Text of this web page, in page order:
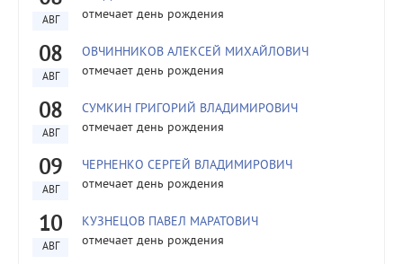
АВГ
отмечает день рождения
08
АВГ
ОВЧИННИКОВ АЛЕКСЕЙ МИХАЙЛОВИЧ
отмечает день рождения
08
АВГ
СУМКИН ГРИГОРИЙ ВЛАДИМИРОВИЧ
отмечает день рождения
09
АВГ
ЧЕРНЕНКО СЕРГЕЙ ВЛАДИМИРОВИЧ
отмечает день рождения
10
АВГ
КУЗНЕЦОВ ПАВЕЛ МАРАТОВИЧ
отмечает день рождения